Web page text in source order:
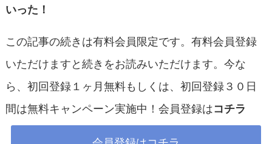
いった！
この記事の続きは有料会員限定です。有料会員登録
いただけますと続きをお読みいただけます。今な
ら、初回登録１ヶ月無料もしくは、初回登録３０日
間は無料キャンペーン実施中！会員登録はコチラ